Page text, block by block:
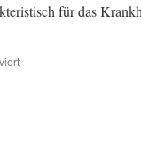
für das
für